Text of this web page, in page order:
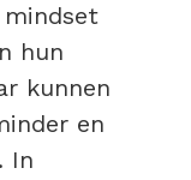
mindset
hun
kunnen
en
In